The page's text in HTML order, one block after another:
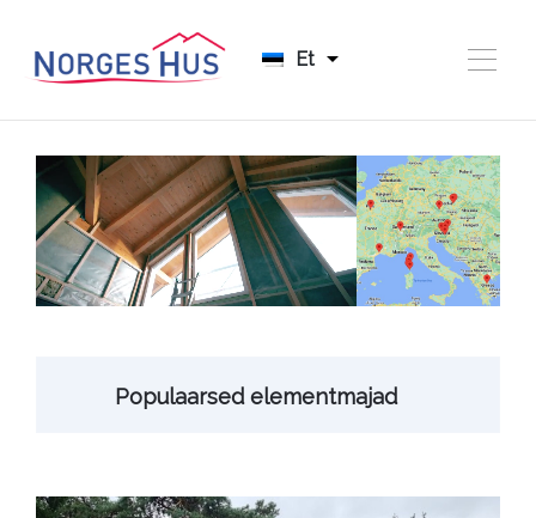
Et
Populaarsed elementmajad